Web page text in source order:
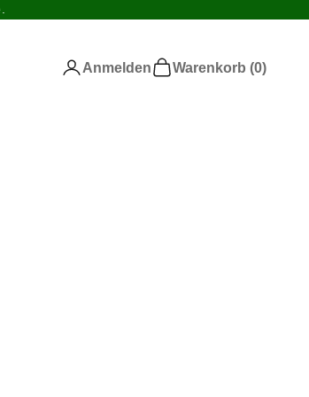
Anmelden
AnmeldenWarenkorb
Warenkorb (0)